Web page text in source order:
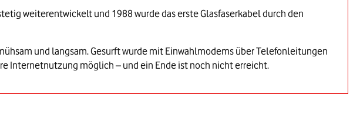
weiterentwickelt und 1988 wurde das erste Glasfaserkabel durch den
und langsam. Gesurft wurde mit Einwahlmodems über Telefonleitungen
Internetnutzung möglich – und ein Ende ist noch nicht erreicht.